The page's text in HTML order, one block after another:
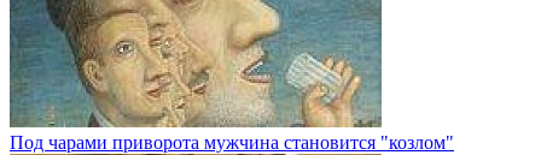
Под чарами приворота мужчина становится "козлом"